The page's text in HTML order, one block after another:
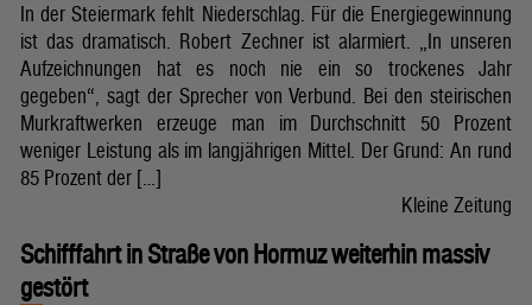
In der Steiermark fehlt Niederschlag. Für die Energiegewinnung
ist das dramatisch. Robert Zechner ist alarmiert. „In unseren
Aufzeichnungen hat es noch nie ein so trockenes Jahr
gegeben“, sagt der Sprecher von Verbund. Bei den steirischen
Murkraftwerken erzeuge man im Durchschnitt 50 Prozent
weniger Leistung als im langjährigen Mittel. Der Grund: An rund
85 Prozent der […]
Kleine Zeitung
Schifffahrt in Straße von Hormuz weiterhin massiv
gestört